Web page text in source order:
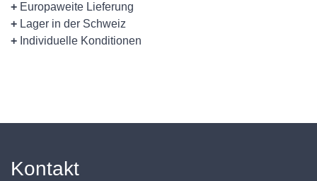
+ Europaweite Lieferung
+ Lager in der Schweiz
+ Individuelle Konditionen
Kontakt